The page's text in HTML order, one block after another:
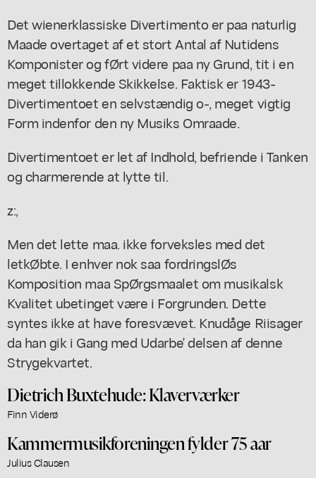
Det wienerklassiske Divertimento er paa naturlig
Maade overtaget af et stort Antal af Nutidens
Komponister og fØrt videre paa ny Grund, tit i en
meget tillokkende Skikkelse. Faktisk er 1943-
Divertimentoet en selvstændig o-, meget vigtig
Form indenfor den ny Musiks Omraade.
Divertimentoet er let af Indhold, befriende i Tanken
og charmerende at lytte til.
z:,
Men det lette maa. ikke forveksles med det
letkØbte. I enhver nok saa fordringslØs
Komposition maa SpØrgsmaalet om musikalsk
Kvalitet ubetinget være i Forgrunden. Dette
syntes ikke at have foresvævet. Knudåge Riisager
da han gik i Gang med Udarbe' delsen af denne
Strygekvartet.
Dietrich Buxtehude: Klaverværker
Finn Viderø
Kammermusikforeningen fylder 75 aar
Julius Clausen